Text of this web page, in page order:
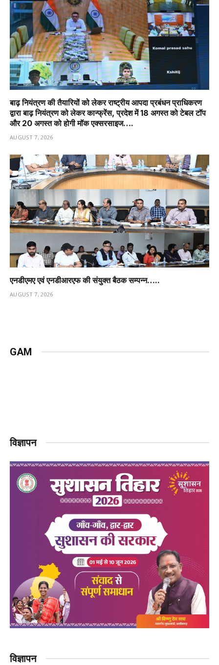
बाढ़ नियंत्रण की तैयारियों को लेकर राष्ट्रीय आपदा प्रबंधन प्राधिकरण
द्वारा बाढ़ नियंत्रण को लेकर कान्फ्रेंस, प्रदेश में 18 अगस्त को टेबल टॉप
और 20 अगस्त को होगी मॉक एक्सरसाइज….
AUGUST 7, 2026
एनडीएमए एवं एनडीआरएफ की संयुक्त बैठक सम्पन्न…..
AUGUST 7, 2026
GAM
विज्ञापन
विज्ञापन